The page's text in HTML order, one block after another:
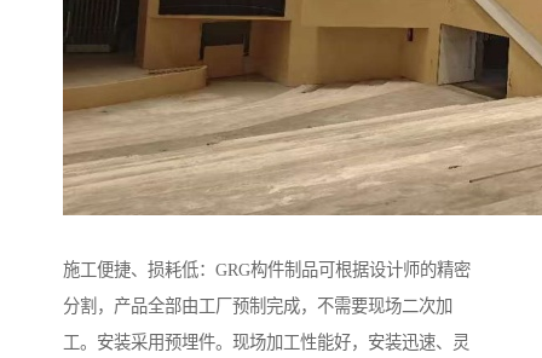
施工便捷、损耗低：GRG构件制品可根据设计师的精密
分割，产品全部由工厂预制完成，不需要现场二次加
工。安装采用预埋件。现场加工性能好，安装迅速、灵